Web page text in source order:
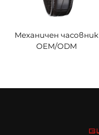
Механичен часовник
OEM/ODM